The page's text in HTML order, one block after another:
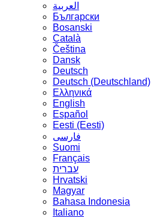
العربية
Български
Bosanski
Сatalà
Čeština
Dansk
Deutsch
Deutsch (Deutschland)
Ελληνικά
English
Español
Eesti (Eesti)
فارسی
Suomi
Français
עברית
Hrvatski
Magyar
Bahasa Indonesia
Italiano